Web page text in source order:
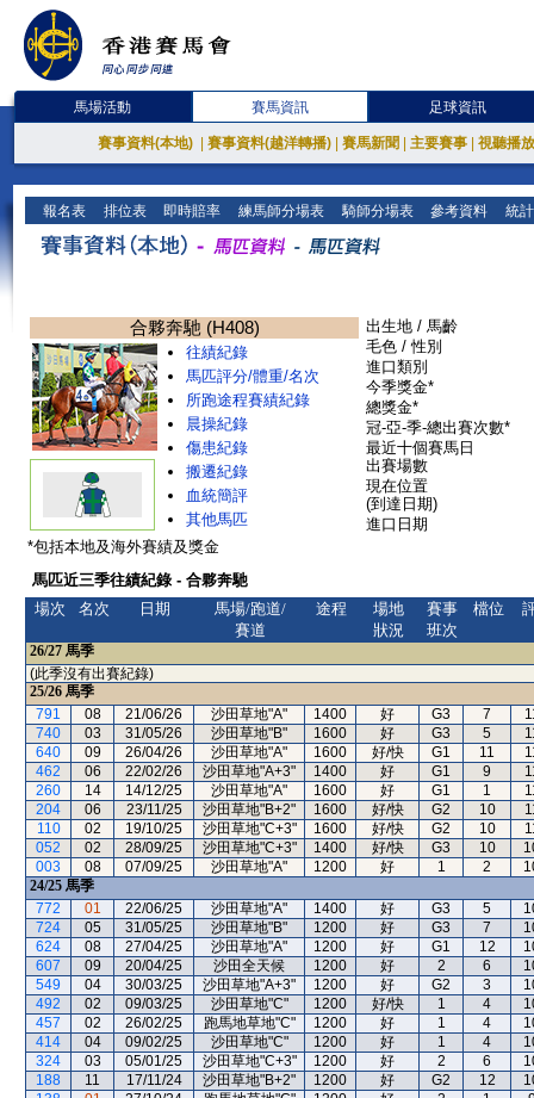
馬場活動 賽馬資訊 足球資訊
賽事資料(本地) 賽事資料(越洋轉播) 賽馬新聞 主要賽事 視聽播
報名表 排位表 即時賠率 練馬師分場表 騎師分場表 參考資料 統
合夥奔馳 (H408)
往績紀錄
馬匹評分/體重/名次
所跑途程賽績紀錄
晨操紀錄
傷患紀錄
搬遷紀錄
血統簡評
其他馬匹
出生地 / 馬齡
毛色 / 性別
進口類別
今季獎金*
總獎金*
冠-亞-季-總出賽次數*
最近十個賽馬日
出賽場數
現在位置
(到達日期)
進口日期
*包括本地及海外賽績及獎金
馬匹近三季往績紀錄 - 合夥奔馳
場次
名次 日期
馬場/跑道/
賽道
途程
場地
狀況
賽事
班次
檔位
26/27 馬季
(此季沒有出賽紀錄)
25/26 馬季
791
08 21/06/26 沙田草地"A" 1400 好 G3 7
740
03 31/05/26 沙田草地"B" 1600 好 G3 5
640
09 26/04/26 沙田草地"A" 1600 好/快 G1 11
462
06 22/02/26 沙田草地"A+3" 1400 好 G1 9
260
14 14/12/25 沙田草地"A" 1600 好 G1 1
204
06 23/11/25 沙田草地"B+2" 1600 好/快 G2 10
110
02 19/10/25 沙田草地"C+3" 1600 好/快 G2 10
052
02 28/09/25 沙田草地"C+3" 1400 好/快 G3 10
003
08 07/09/25 沙田草地"A" 1200 好 1 2
24/25 馬季
772
01 22/06/25 沙田草地"A" 1400 好 G3 5
724
05 31/05/25 沙田草地"B" 1200 好 G3 7
624
08 27/04/25 沙田草地"A" 1200 好 G1 12
607
09 20/04/25 沙田全天候 1200 好 2 6
549
04 30/03/25 沙田草地"A+3" 1200 好 G2 3
492
02 09/03/25 沙田草地"C" 1200 好/快 1 4
457
02 26/02/25 跑馬地草地"C" 1200 好 1 4
414
04 09/02/25 沙田草地"C" 1200 好 1 4
324
03 05/01/25 沙田草地"C+3" 1200 好 2 6
188
11 17/11/24 沙田草地"B+2" 1200 好 G2 12